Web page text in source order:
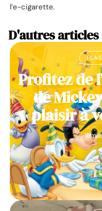
l’e-cigarette.
D'autres
Profitez de
de
plaisir à
11